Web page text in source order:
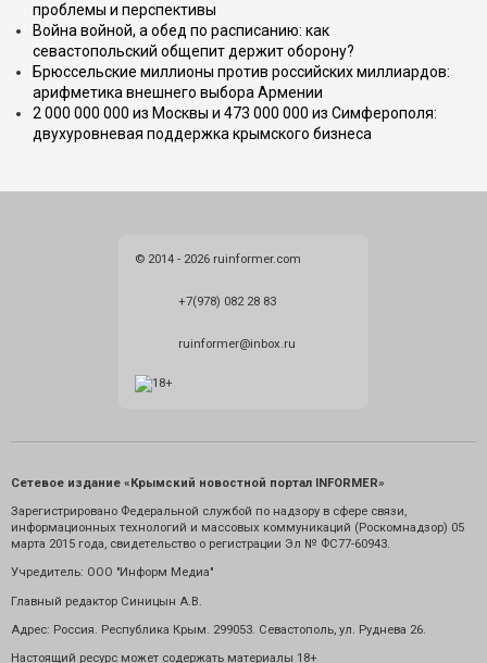
проблемы и перспективы
Война войной, а обед по расписанию: как
севастопольский общепит держит оборону?
Брюссельские миллионы против российских миллиардов:
арифметика внешнего выбора Армении
2 000 000 000 из Москвы и 473 000 000 из Симферополя:
двухуровневая поддержка крымского бизнеса
© 2014 - 2026 ruinformer.com
+7(978) 082 28 83
ruinformer@inbox.ru
Сетевое издание «Крымский новостной портал INFORMER»
Зарегистрировано Федеральной службой по надзору в сфере связи,
информационных технологий и массовых коммуникаций (Роскомнадзор) 05
марта 2015 года, свидетельство о регистрации Эл № ФС77-60943.
Учредитель: ООО "Информ Медиа"
Главный редактор Синицын А.В.
Адрес: Россия. Республика Крым. 299053. Севастополь, ул. Руднева 26.
Настоящий ресурс может содержать материалы 18+